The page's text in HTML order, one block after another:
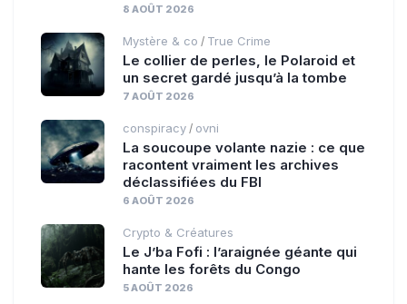
8 AOÛT 2026
Mystère & co / True Crime
Le collier de perles, le Polaroid et
un secret gardé jusqu’à la tombe
7 AOÛT 2026
conspiracy / ovni
La soucoupe volante nazie : ce que
racontent vraiment les archives
déclassifiées du FBI
6 AOÛT 2026
Crypto & Créatures
Le J’ba Fofi : l’araignée géante qui
hante les forêts du Congo
5 AOÛT 2026